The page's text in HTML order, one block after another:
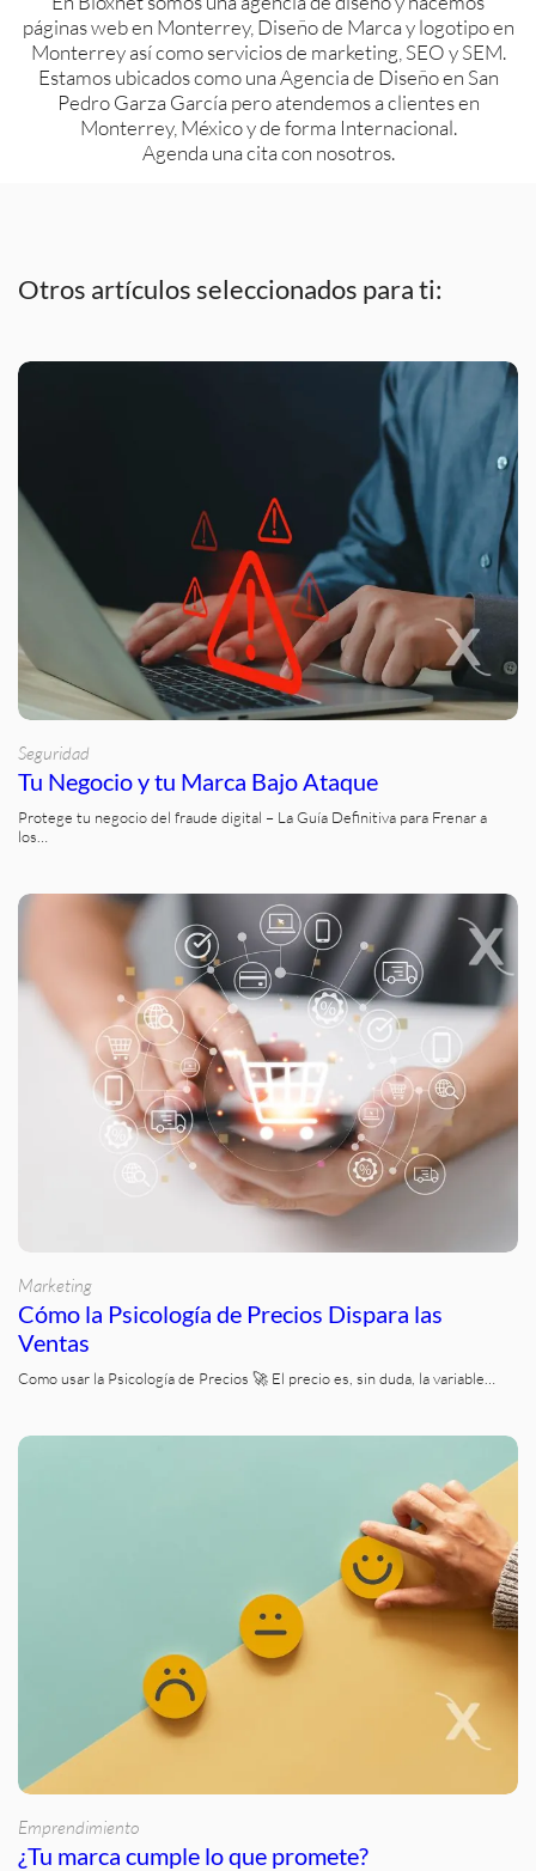
páginas web en Monterrey, Diseño de Marca y logotipo en
Monterrey así como servicios de marketing, SEO y SEM.
Estamos ubicados como una Agencia de Diseño en San
Pedro Garza García pero atendemos a clientes en
Monterrey, México y de forma Internacional.
Agenda una cita con nosotros.
Otros artículos seleccionados para ti:
Seguridad
Tu Negocio y tu Marca Bajo Ataque
Protege tu negocio del fraude digital – La Guía Definitiva para Frenar a
los…
Marketing
Cómo la Psicología de Precios Dispara las
Ventas
Como usar la Psicología de Precios 🚀 El precio es, sin duda, la variable…
Emprendimiento
¿Tu marca cumple lo que promete?